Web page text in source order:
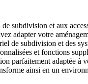
subdivision et aux
adapter votre
de subdivision et des
et fonctions
parfaitement adaptée à
ainsi en un